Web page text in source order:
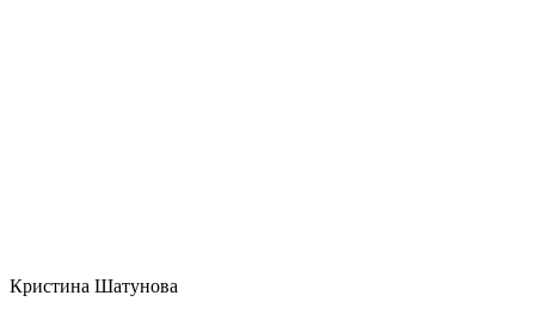
Кристина Шатунова